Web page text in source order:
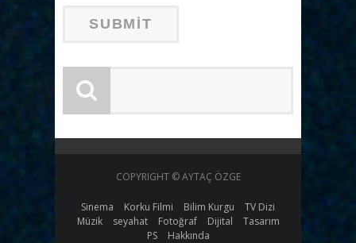
COPYRIGHT © AYTAÇ ÖZGE
Sinema Korku Filmi Bilim Kurgu
TV Dizi
Müzik
seyahat Fotoğraf Dijital
Tasarım
PS
Hakkında